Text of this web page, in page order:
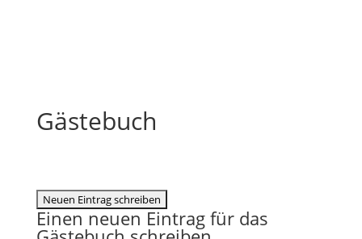
Gästebuch
Einen neuen Eintrag für das